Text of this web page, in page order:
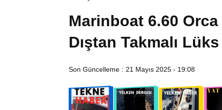
Marinboat 6.60
Dıştan Takmalı
Son Güncelleme : 21 Mayıs 2025 - 19:08